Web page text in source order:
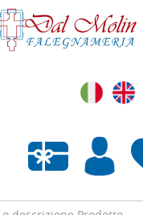
Lista de deseos